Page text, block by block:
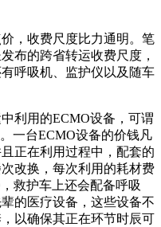
，收费尺度比力通明。笔
布的跨省转运收费尺度，
呼吸机、监护仪以及随车
用的ECMO设备，可谓
一台ECMO设备的价钱凡
正在利用过程中，配套的
改换，每次利用的耗材费
救护车上还会配备呼吸
的医疗设备，这些设备不
以确保其正在环节时辰可